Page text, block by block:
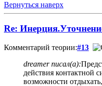
Вернуться наверх
Re:
Комментарий теории:#13
dreamer писал(а):
действия контактной
возможности